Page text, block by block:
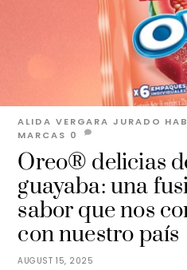
AUGUST 15, 2025
Oreo® delicias
guayaba: una
sabor que nos
con nuestro país
ALIDA VERGARA JURADO
MARCAS 0